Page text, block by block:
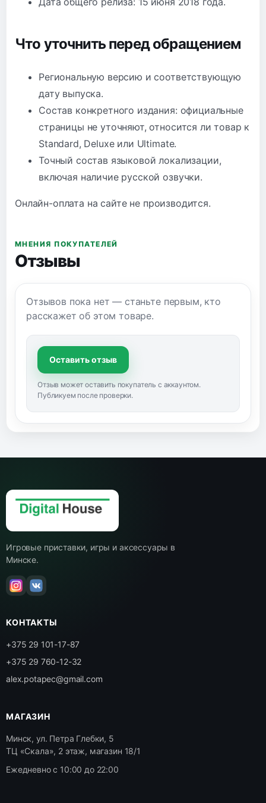
Что уточнить перед обращением
Региональную версию и соответствующую
дату выпуска.
Состав конкретного издания: официальные
страницы не уточняют, относится ли товар к
Standard, Deluxe или Ultimate.
Точный состав языковой локализации,
включая наличие русской озвучки.
Онлайн-оплата на сайте не производится.
МНЕНИЯ ПОКУПАТЕЛЕЙ
Отзывы
Отзывов пока нет — станьте первым, кто
расскажет об этом товаре.
Оставить отзыв
Отзыв может оставить покупатель с аккаунтом.
Публикуем после проверки.
Игровые приставки, игры и аксессуары в
Минске.
КОНТАКТЫ
+375 29 101-17-87
+375 29 760-12-32
alex.potapec@gmail.com
МАГАЗИН
Минск, ул. Петра Глебки, 5
ТЦ «Скала», 2 этаж, магазин 18/1
Ежедневно с 10:00 до 22:00